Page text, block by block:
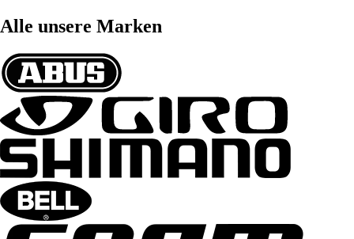
Alle unsere Marken